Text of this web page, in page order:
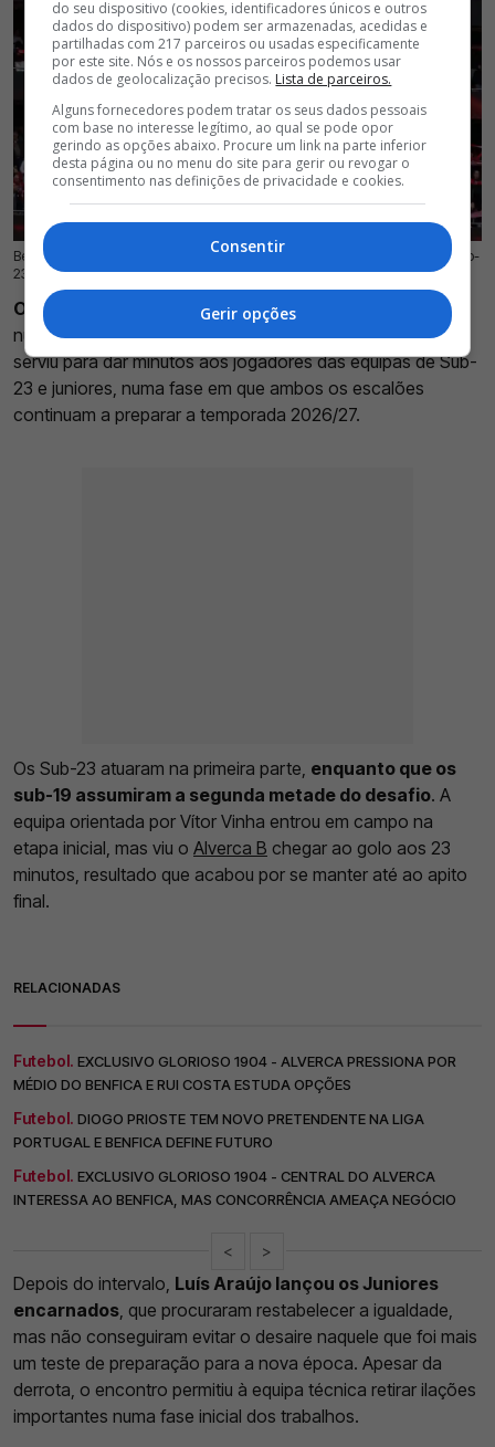
Benfica perde por 1-0 para o Alverca em jogo de preparação da equipa Sub-
23 no Benfica Campus neste sábado
19 Jul 2026 | 16:15 |
O Benfica saiu derrotado frente ao Alverca B (1-0)
,
num jogo de preparação realizadono Seixal. O encontro
serviu para dar minutos aos jogadores das equipas de Sub-
23 e juniores, numa fase em que ambos os escalões
continuam a preparar a temporada 2026/27.
Os Sub-23 atuaram na primeira parte, enquanto que os
sub-19 assumiram a segunda metade do desafio. A
equipa orientada por Vítor Vinha entrou em campo na
etapa inicial, mas viu o Alverca B chegar ao golo aos 23
minutos, resultado que acabou por se manter até ao apito
final.
RELACIONADAS
Futebol. EXCLUSIVO GLORIOSO 1904 - ALVERCA PRESSIONA POR
MÉDIO DO BENFICA E RUI COSTA ESTUDA OPÇÕES
Futebol. DIOGO PRIOSTE TEM NOVO PRETENDENTE NA LIGA
PORTUGAL E BENFICA DEFINE FUTURO
Futebol. EXCLUSIVO GLORIOSO 1904 - CENTRAL DO ALVERCA
INTERESSA AO BENFICA, MAS CONCORRÊNCIA AMEAÇA NEGÓCIO
< >
Depois do intervalo, Luís Araújo lançou os Juniores
encarnados , que procuraram restabelecer a igualdade,
mas não conseguiram evitar o desaire naquele que foi mais
um teste de preparação para a nova época. Apesar da
derrota, o encontro permitiu à equipa técnica retirar ilações
importantes numa fase inicial dos trabalhos.
do seu dispositivo (cookies, identificadores únicos e outros
dados do dispositivo) podem ser armazenadas, acedidas e
partilhadas com 217 parceiros ou usadas especificamente
por este site. Nós e os nossos parceiros podemos usar
dados de geolocalização precisos. Lista de parceiros.
Alguns fornecedores podem tratar os seus dados pessoais
com base no interesse legítimo, ao qual se pode opor
gerindo as opções abaixo. Procure um link na parte inferior
desta página ou no menu do site para gerir ou revogar o
consentimento nas definições de privacidade e cookies.
Consentir
Gerir opções